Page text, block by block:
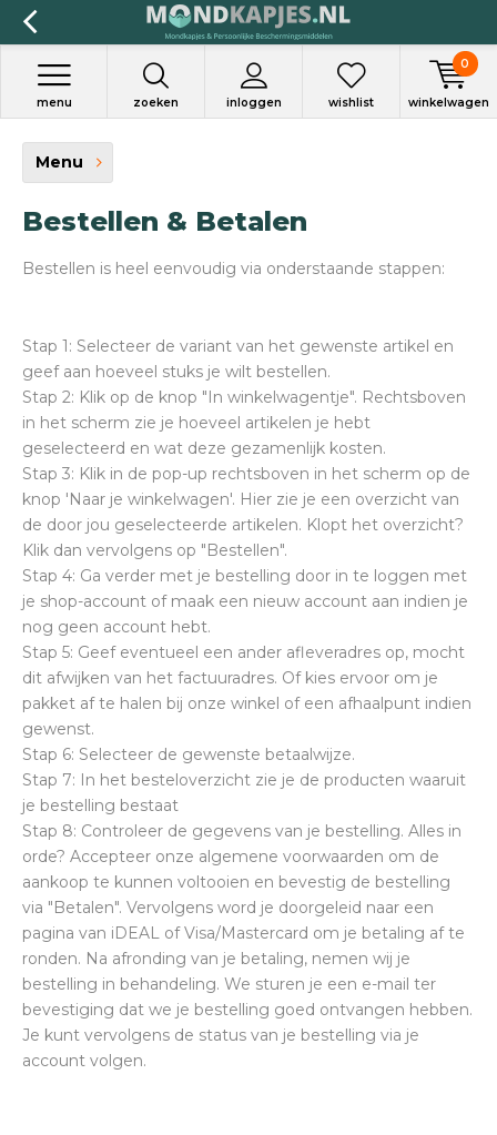
zoeken inloggen
menu wishlist winkelwagen
0
Menu
Bestellen & Betalen
Bestellen is heel eenvoudig via onderstaande stappen:
Stap 1: Selecteer de variant van het gewenste artikel en
geef aan hoeveel stuks je wilt bestellen.
Stap 2: Klik op de knop "In winkelwagentje". Rechtsboven
in het scherm zie je hoeveel artikelen je hebt
geselecteerd en wat deze gezamenlijk kosten.
Stap 3: Klik in de pop-up rechtsboven in het scherm op de
knop 'Naar je winkelwagen'. Hier zie je een overzicht van
de door jou geselecteerde artikelen. Klopt het overzicht?
Klik dan vervolgens op "Bestellen".
Stap 4: Ga verder met je bestelling door in te loggen met
je shop-account of maak een nieuw account aan indien je
nog geen account hebt.
Stap 5: Geef eventueel een ander afleveradres op, mocht
dit afwijken van het factuuradres. Of kies ervoor om je
pakket af te halen bij onze winkel of een afhaalpunt indien
gewenst.
Stap 6: Selecteer de gewenste betaalwijze.
Stap 7: In het besteloverzicht zie je de producten waaruit
je bestelling bestaat
Stap 8: Controleer de gegevens van je bestelling. Alles in
orde? Accepteer onze algemene voorwaarden om de
aankoop te kunnen voltooien en bevestig de bestelling
via "Betalen". Vervolgens word je doorgeleid naar een
pagina van iDEAL of Visa/Mastercard om je betaling af te
ronden. Na afronding van je betaling, nemen wij je
bestelling in behandeling. We sturen je een e-mail ter
bevestiging dat we je bestelling goed ontvangen hebben.
Je kunt vervolgens de status van je bestelling via je
account volgen.